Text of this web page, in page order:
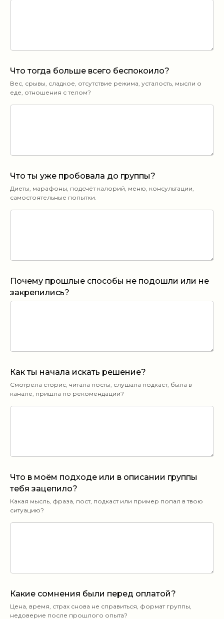
Что тогда больше всего беспокоило?
Вес, срывы, сладкое, отсутствие режима, усталость, мысли о
еде, отношения с телом?
Что ты уже пробовала до группы?
Диеты, марафоны, подсчёт калорий, меню, консультации,
самостоятельные попытки.
Почему прошлые способы не подошли или не
закрепились?
Как ты начала искать решение?
Смотрела сторис, читала посты, слушала подкаст, была в
канале, пришла по рекомендации?
Что в моём подходе или в описании группы
тебя зацепило?
Какая мысль, фраза, пост, подкаст или пример попал в твою
ситуацию?
Какие сомнения были перед оплатой?
Цена, время, страх снова не справиться, формат группы,
недоверие после прошлого опыта?